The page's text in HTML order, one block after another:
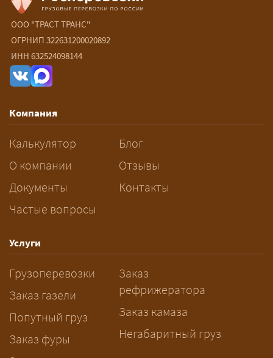
Сколько стоит перевозка
негабарита?
— От 90 ₽/км. Точная стоимость
рассчитывается индивидуально:
влияют габариты и вес груза,
разрешений и машин
сопровождения.
За сколько дней заказывать
перевозку негабарита?
— Заранее: только оформление
рабочих дней. Оставьте заявку
заблаговременно — логист
рассчитает маршрут и запустит
подготовку документов.
ООО "ТРАСТ ТРАНС"
ОГРНИП 322631200020892
ИНН 632524098144
Компания
Калькулятор
О компании
Документы
Частые вопросы
Блог
Отзывы
Контакты
Услуги
Грузоперевозки
Заказ газели
Попутный груз
Заказ фуры
Заказ
рефрижератора
Заказ камаза
Негабаритный груз